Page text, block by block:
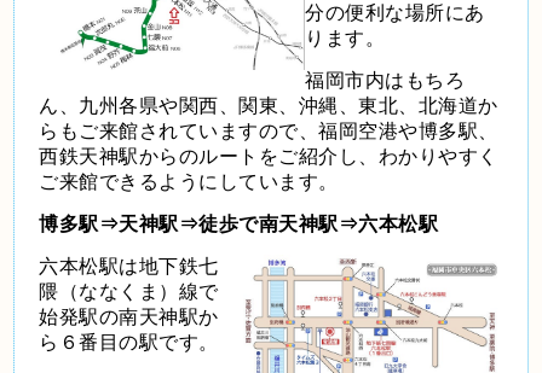
分の便利な場所にあ
ります。
福岡市内はもちろ
ん、九州各県や関西、関東、沖縄、東北、北海道か
らもご来館されていますので、福岡空港や博多駅、
西鉄天神駅からのルートをご紹介し、わかりやすく
ご来館できるようにしています。
博多駅⇒天神駅⇒徒歩で南天神駅⇒六本松駅
六本松駅は地下鉄七
隈（ななくま）線で
始発駅の南天神駅か
ら６番目の駅です。